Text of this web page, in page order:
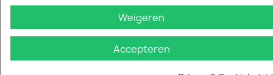
Weigeren
Accepteren